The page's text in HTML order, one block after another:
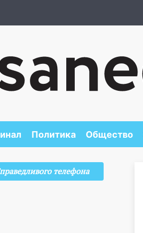
Политика Общество
телефона